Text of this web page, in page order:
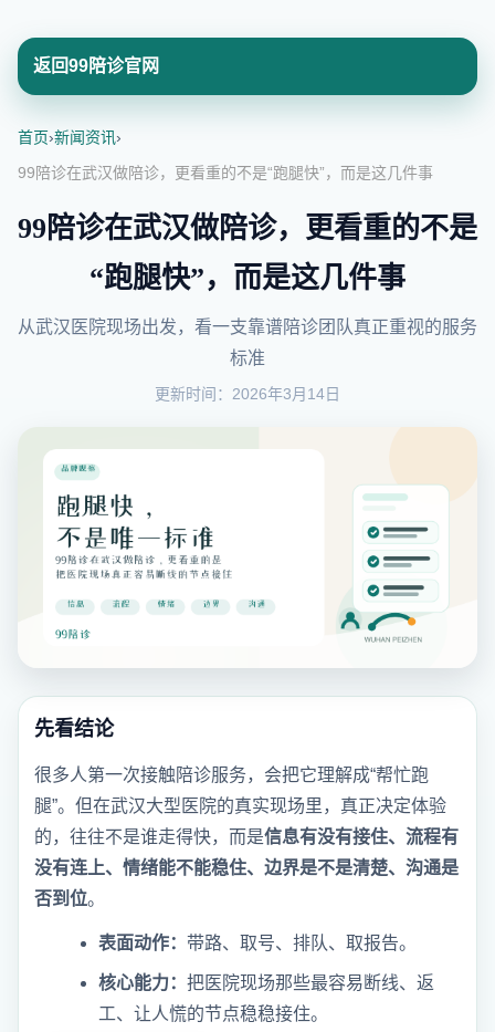
返回99陪诊官网
首页›新闻资讯›
99陪诊在武汉做陪诊，更看重的不是“跑腿快”，而是这几件事
99陪诊在武汉做陪诊，更看重的不是
“跑腿快”，而是这几件事
从武汉医院现场出发，看一支靠谱陪诊团队真正重视的服务
标准
更新时间：2026年3月14日
先看结论
很多人第一次接触陪诊服务，会把它理解成“帮忙跑
腿”。但在武汉大型医院的真实现场里，真正决定体验
的，往往不是谁走得快，而是信息有没有接住、流程有
没有连上、情绪能不能稳住、边界是不是清楚、沟通是
否到位。
表面动作： 带路、取号、排队、取报告。
核心能力： 把医院现场那些最容易断线、返
工、让人慌的节点稳稳接住。